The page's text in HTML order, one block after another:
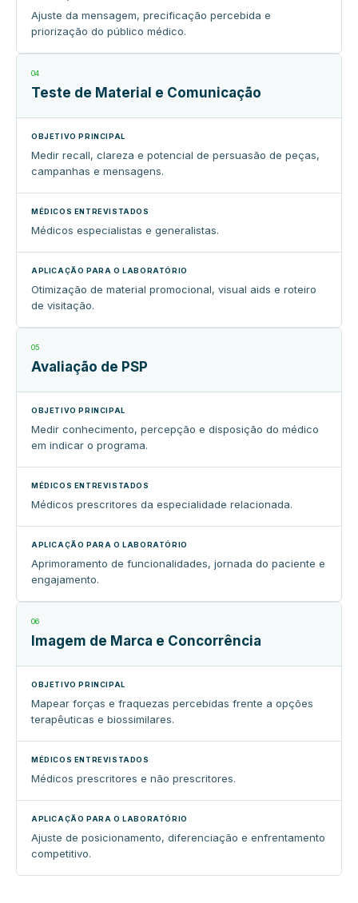
Ajuste da mensagem, precificação percebida e
priorização do público médico.
04
Teste de Material e Comunicação
Medir recall, clareza e potencial de persuasão de peças,
campanhas e mensagens.
Médicos especialistas e generalistas.
Otimização de material promocional, visual aids e roteiro
de visitação.
05
Avaliação de PSP
Medir conhecimento, percepção e disposição do médico
em indicar o programa.
Médicos prescritores da especialidade relacionada.
Aprimoramento de funcionalidades, jornada do paciente e
engajamento.
06
Imagem de Marca e Concorrência
Mapear forças e fraquezas percebidas frente a opções
terapêuticas e biossimilares.
Médicos prescritores e não prescritores.
Ajuste de posicionamento, diferenciação e enfrentamento
competitivo.